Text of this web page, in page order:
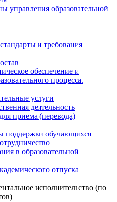
управления образовательной
и требования
обеспечение и
процесса.
услуги
деятельность
приема (перевода)
поддержки обучающихся
в образовательной
отпуска
исполнительство (по